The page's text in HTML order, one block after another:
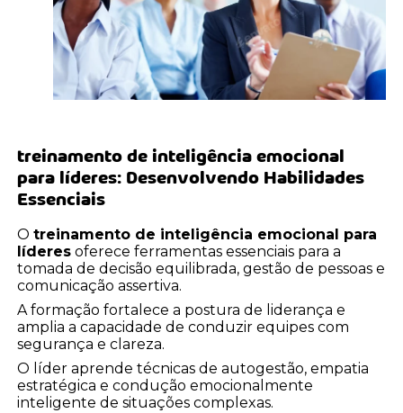
treinamento de inteligência emocional
para líderes: Desenvolvendo Habilidades
Essenciais
Otreinamento de inteligência emocional para
líderes oferece ferramentas essenciais para a
tomada de decisão equilibrada, gestão de pessoas e
comunicação assertiva.
A formação fortalece a postura de liderança e
amplia a capacidade de conduzir equipes com
segurança e clareza.
O líder aprende técnicas de autogestão, empatia
estratégica e condução emocionalmente
inteligente de situações complexas.